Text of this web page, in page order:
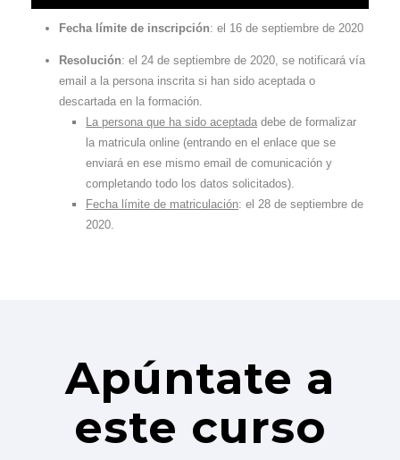
Fecha límite de inscripción: el 16 de septiembre de 2020
Resolución: el 24 de septiembre de 2020, se notificará vía
email a la persona inscrita si han sido aceptada o
descartada en la formación.
La persona que ha sido aceptada debe de formalizar
la matricula online (entrando en el enlace que se
enviará en ese mismo email de comunicación y
completando todo los datos solicitados).
Fecha límite de matriculación: el 28 de septiembre de
2020.
Apúntate a
este curso